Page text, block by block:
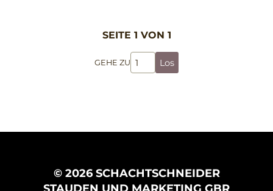
SEITE 1 VON 1
GEHE ZU Los
© 2026 SCHACHTSCHNEIDER